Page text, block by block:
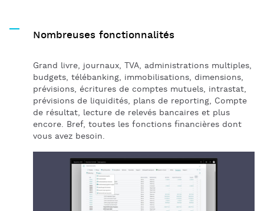
Nombreuses fonctionnalités
Grand livre, journaux, TVA, administrations multiples,
budgets, télébanking, immobilisations, dimensions,
prévisions, écritures de comptes mutuels, intrastat,
prévisions de liquidités, plans de reporting, Compte
de résultat, lecture de relevés bancaires et plus
encore. Bref, toutes les fonctions financières dont
vous avez besoin.